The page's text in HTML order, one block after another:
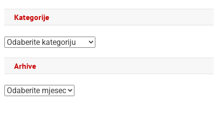
Kategorije
Kategorije
Arhive
Arhive